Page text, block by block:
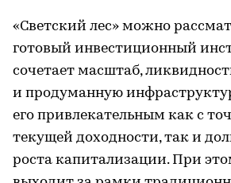
«Светский лес» можно
готовый инвестиционный
сочетает масштаб,
и продуманную
его привлекательным как с
текущей доходности, так и
роста капитализации. При